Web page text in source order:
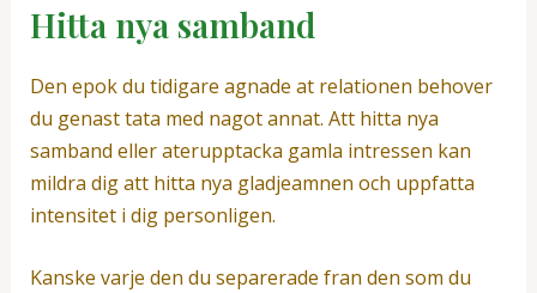
Hitta nya samband
Den epok du tidigare agnade at relationen behover
du genast tata med nagot annat. Att hitta nya
samband eller aterupptacka gamla intressen kan
mildra dig att hitta nya gladjeamnen och uppfatta
intensitet i dig personligen.
Kanske varje den du separerade fran den som du